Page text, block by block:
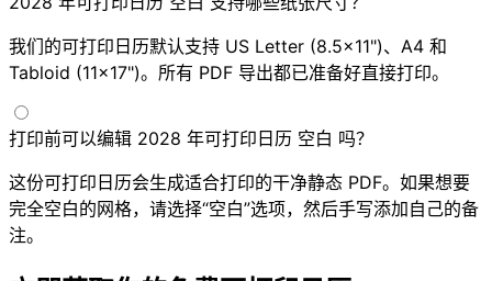
我们的可打印日历默认支持 US Letter (8.5×11")、A4 和
Tabloid (11×17")。所有 PDF 导出都已准备好直接打印。
打印前可以编辑 2028 年可打印日历 空白 吗？
这份可打印日历会生成适合打印的干净静态 PDF。如果想要
完全空白的网格，请选择“空白”选项，然后手写添加自己的备
注。